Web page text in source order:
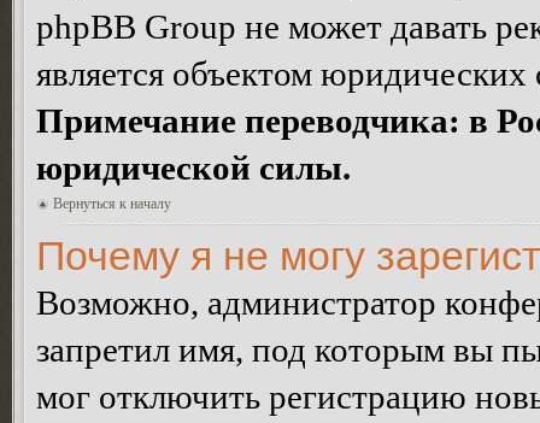
phpBB Group не может давать
является объектом
Примечание переводчика: в
юридической силы.
Вернуться к началу
Почему я не могу
Возможно, администратор
запретил имя, под которым вы
мог отключить регистрацию